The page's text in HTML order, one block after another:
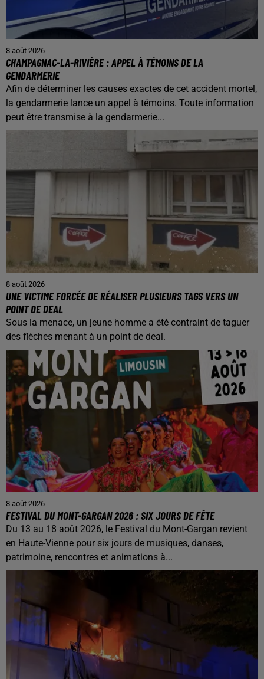
8 août 2026
CHAMPAGNAC-LA-RIVIÈRE : APPEL À TÉMOINS DE LA
GENDARMERIE
Afin de déterminer les causes exactes de cet accident mortel,
la gendarmerie lance un appel à témoins. Toute information
peut être transmise à la gendarmerie...
8 août 2026
UNE VICTIME FORCÉE DE RÉALISER PLUSIEURS TAGS VERS UN
POINT DE DEAL
Sous la menace, un jeune homme a été contraint de taguer
des flèches menant à un point de deal.
8 août 2026
FESTIVAL DU MONT-GARGAN 2026 : SIX JOURS DE FÊTE
Du 13 au 18 août 2026, le Festival du Mont-Gargan revient
en Haute-Vienne pour six jours de musiques, danses,
patrimoine, rencontres et animations à...